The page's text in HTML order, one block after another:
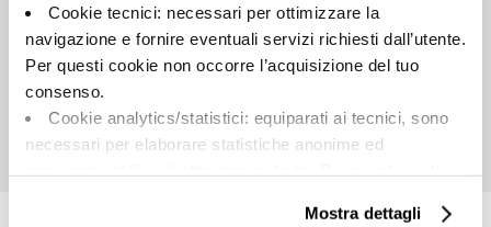
Cookie tecnici: necessari per ottimizzare la
navigazione e fornire eventuali servizi richiesti dall’utente.
Per questi cookie non occorre l’acquisizione del tuo
consenso.
Cookie analytics/statistici: equiparati ai tecnici, sono
necessari per elaborare statistiche anonime ed
Cookie di profilazione/marketing: sono utilizzati, solo
Mostra dettagli
Maßeinheit:
MQ